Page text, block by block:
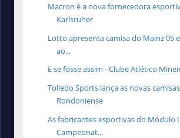
Macron é a nova fornecedora
Karlsruher
Lotto apresenta camisa do Mainz 05
ao...
E se fosse assim - Clube Atlético
Tolledo Sports lança as novas
Rondoniense
As fabricantes esportivas do Módulo
Campeonat...